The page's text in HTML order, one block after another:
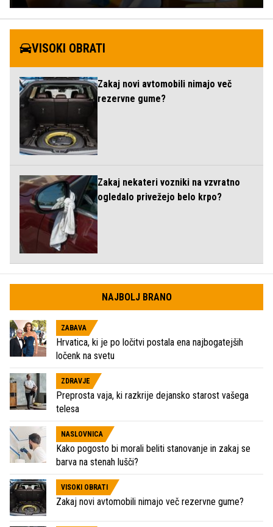
VISOKI OBRATI
Zakaj novi avtomobili nimajo več
rezervne gume?
Zakaj nekateri vozniki na vzvratno
ogledalo privežejo belo krpo?
NAJBOLJ BRANO
ZABAVA
Hrvatica, ki je po ločitvi postala ena najbogatejših
ločenk na svetu
ZDRAVJE
Preprosta vaja, ki razkrije dejansko starost vašega
telesa
NASLOVNICA
Kako pogosto bi morali beliti stanovanje in zakaj se
barva na stenah lušči?
VISOKI OBRATI
Zakaj novi avtomobili nimajo več rezervne gume?